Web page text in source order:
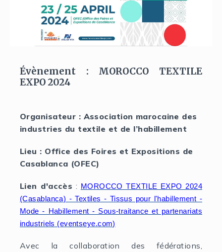
Évènement : MOROCCO TEXTILE
EXPO 2024
Organisateur : Association marocaine des
industries du textile et de l’habillement
Lieu : Office des Foires et Expositions de
Casablanca (OFEC)
Lien d'accès :
MOROCCO TEXTILE EXPO 2024
(Casablanca) - Textiles - Tissus pour l'habillement -
Mode - Habillement - Sous-traitance et partenariats
industriels (eventseye.com)
Avec la collaboration des fédérations,